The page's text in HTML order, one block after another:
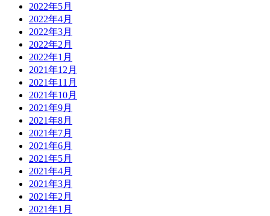
2022年5月
2022年4月
2022年3月
2022年2月
2022年1月
2021年12月
2021年11月
2021年10月
2021年9月
2021年8月
2021年7月
2021年6月
2021年5月
2021年4月
2021年3月
2021年2月
2021年1月